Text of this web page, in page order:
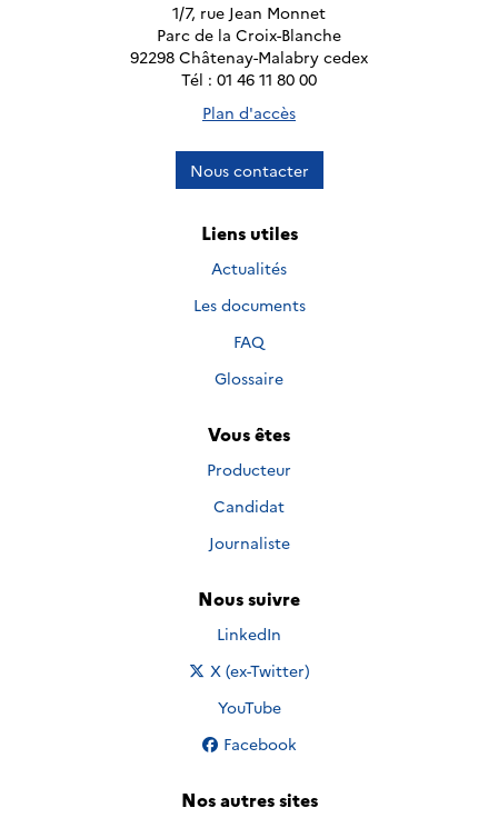
1/7, rue Jean Monnet
Parc de la Croix-Blanche
92298 Châtenay-Malabry cedex
Tél : 01 46 11 80 00
Plan d'accès
Nous contacter
Liens utiles
Actualités
Les documents
FAQ
Glossaire
Vous êtes
Producteur
Candidat
Journaliste
Nous suivre
Nous suivre sur
LinkedIn
Nous suivre sur
X (ex-Twitter)
Nous suivre sur
YouTube
Nous suivre sur
Facebook
Nos autres sites